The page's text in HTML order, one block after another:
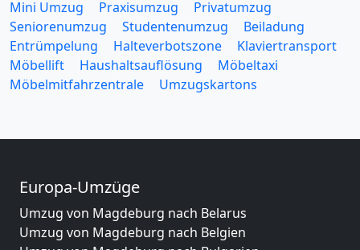
Mini Umzug Praxisumzug
Privatumzug
Seniorenumzug
Studentenumzug
Beiladung
Entrümpelung
Halteverbotszone
Klaviertransport
Möbellift
Haushaltsauflösung
Möbeltaxi
Möbelmitfahrzentrale
Umzugskartons
Europa-Umzüge
Umzug von Magdeburg nach Belarus
Umzug von Magdeburg nach Belgien